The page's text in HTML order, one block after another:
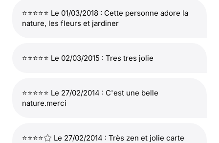
⭐⭐⭐⭐⭐ Le 01/03/2018 : Cette personne adore la
nature, les fleurs et jardiner
⭐⭐⭐⭐⭐ Le 02/03/2015 : Tres tres jolie
⭐⭐⭐⭐⭐ Le 27/02/2014 : C'est une belle
nature.merci
⭐⭐⭐⭐
Le 27/02/2014 : Très zen et jolie carte